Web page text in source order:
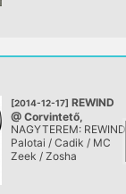
[2014-12-17] REWIND
@ Corvintető,
Budapest
NAGYTEREM: REWIND
Palotai / Cadik / MC
Zeek / Zosha